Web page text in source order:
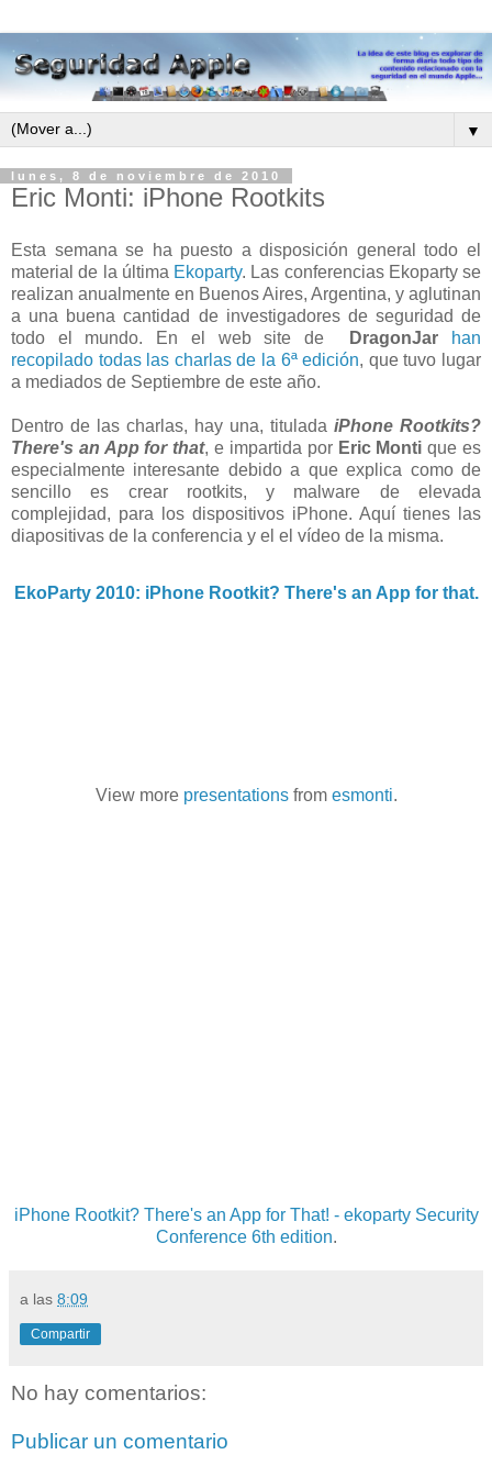
▼
lunes, 8 de noviembre de 2010
Eric Monti: iPhone Rootkits
Esta semana se ha puesto a disposición general todo el
material de la última Ekoparty. Las conferencias Ekoparty se
realizan anualmente en Buenos Aires, Argentina, y aglutinan
a una buena cantidad de investigadores de seguridad de
todo el mundo. En el web site de
DragonJar
han
recopilado todas las charlas de la 6ª edición, que tuvo lugar
a mediados de Septiembre de este año.
Dentro de las charlas, hay una, titulada iPhone Rootkits?
There's an App for that, e impartida por Eric Monti que es
especialmente interesante debido a que explica como de
sencillo es crear rootkits, y malware de elevada
complejidad, para los dispositivos iPhone. Aquí tienes las
diapositivas de la conferencia y el el vídeo de la misma.
EkoParty 2010: iPhone Rootkit? There's an App for that.
View more presentationsfrom esmonti.
iPhone Rootkit? There's an App for That! - ekoparty Security
Conference 6th edition.
a las 8:09
Compartir
No hay comentarios:
Publicar un comentario